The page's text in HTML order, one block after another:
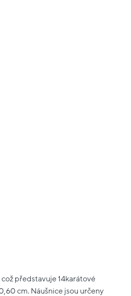
představuje 14karátové
cm. Náušnice jsou určeny